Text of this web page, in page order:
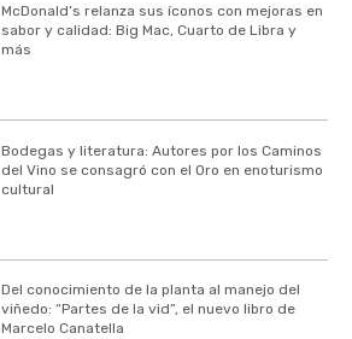
McDonald’s relanza sus íconos con mejoras en
sabor y calidad: Big Mac, Cuarto de Libra y
más
Bodegas y literatura: Autores por los Caminos
del Vino se consagró con el Oro en enoturismo
cultural
Del conocimiento de la planta al manejo del
viñedo: “Partes de la vid”, el nuevo libro de
Marcelo Canatella